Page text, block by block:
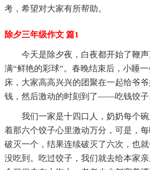
考，希望对大家有所帮助。
除夕三年级作文 篇1
今天是除夕夜，白夜都开始了鞭
满“鲜艳的彩球”。春晚结束后，小睡
床，大家高高兴兴的团聚在一起给爷
钱，然后激动的时刻到了——吃钱饺子
我们一家是十四口人，奶奶每个
着那六个饺子心里激动万分，可是，
破灭一个，结果连续破灭了六次，也
没吃到。吃过饺子，我们就去给本家